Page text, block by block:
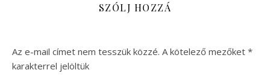
SZÓLJ HOZZÁ
Az e-mail címet nem tesszük közzé. A kötelező mezőket *
karakterrel jelöltük